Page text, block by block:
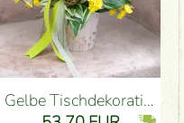
Gelbe Tischdekoration „Versteckter Hase“ (43 cm)